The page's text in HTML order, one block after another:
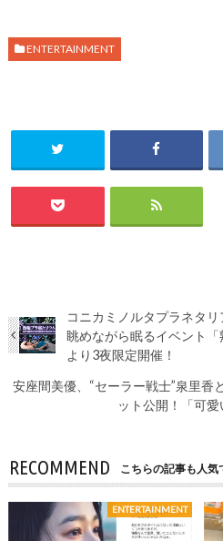
ENTERTAINMENT
コニカミノルタプラネタ
眺めながら眠るイベント
より3夜限定開催！
安座間美優、“セーラー戦士”泉里香
ット公開！「可愛
RECOMMEND こちらの記事も人気
ENTERTAINMENT